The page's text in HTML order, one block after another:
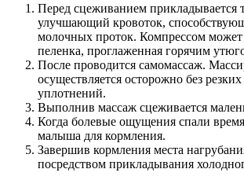
Перед сцеживанием прикладывается
улучшающий кровоток,
молочных проток. Компрессом может
пеленка, проглаженная горячим
После проводится самомассаж.
осуществляется осторожно без
уплотнений.
Выполнив массаж сцеживается
Когда болевые ощущения спали
малыша для кормления.
Завершив кормления места
посредством прикладывания